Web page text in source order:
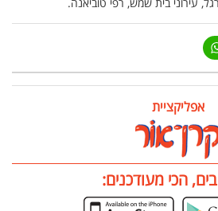
עירוני בית שמש, רפי טוביאנה.
אפליקציית
הכי מעודכנים: